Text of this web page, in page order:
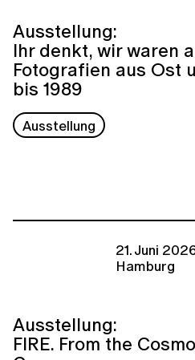
Ausstellung:
Ihr denkt, wir waren
Fotografien aus Ost
bis 1989
Ausstellung
21. Juni
Hamburg
Ausstellung:
FIRE. From the